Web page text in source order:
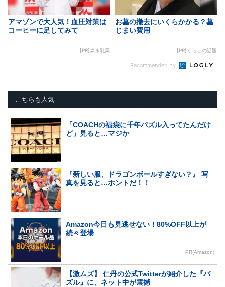
アマゾンで大人気！血圧対策は
コーヒーに足してみて
[PR]森永乳業
お墓の撤去にいくらかかる？墓
じまい費用
[PR]くらしの話題
Recommended by
こちらも人気
「COACHの福袋に千年パズル入ってたんだけ
ど」見ると…マジか
『新しい服、ドラゴンボールすぎない？』 写
真を見ると…ホントだ！！
Amazon今日も見逃せない！80%OFF以上が
続々登場
PR(Amazon)
【激ムズ】 仁丹の公式Twitterが紹介した『パ
ズル』に、ネット中が震撼